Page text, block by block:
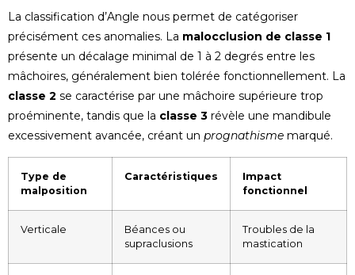
La classification d’Angle nous permet de catégoriser
précisément ces anomalies. La malocclusion de classe 1
présente un décalage minimal de 1 à 2 degrés entre les
mâchoires, généralement bien tolérée fonctionnellement. La
classe 2 se caractérise par une mâchoire supérieure trop
proéminente, tandis que la classe 3 révèle une mandibule
excessivement avancée, créant un prognathisme marqué.
Type de
malposition
Caractéristiques
Impact
fonctionnel
Verticale
Béances ou
supraclusions
Troubles de la
mastication